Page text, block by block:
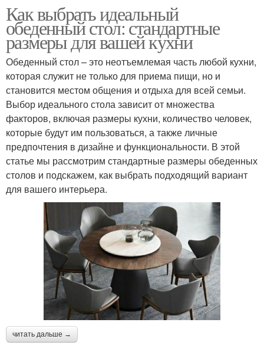
Как выбрать идеальный
обеденный стол: стандартные
размеры для вашей кухни
Обеденный стол – это неотъемлемая часть любой кухни,
которая служит не только для приема пищи, но и
становится местом общения и отдыха для всей семьи.
Выбор идеального стола зависит от множества
факторов, включая размеры кухни, количество человек,
которые будут им пользоваться, а также личные
предпочтения в дизайне и функциональности. В этой
статье мы рассмотрим стандартные размеры обеденных
столов и подскажем, как выбрать подходящий вариант
для вашего интерьера.
читать дальше →